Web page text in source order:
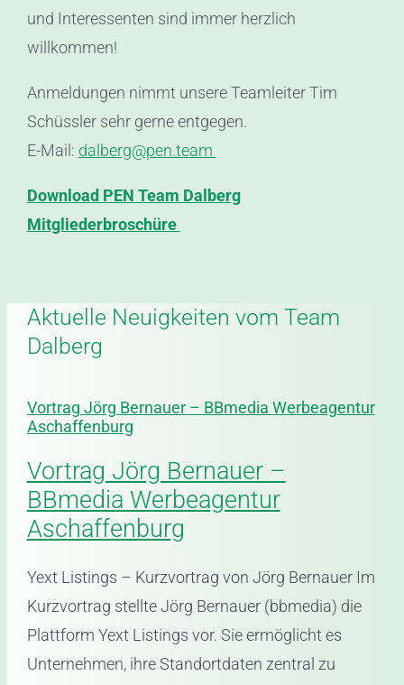
und Interessenten sind immer herzlich
willkommen!
Anmeldungen nimmt unsere Teamleiter Tim
Schüssler sehr gerne entgegen.
E-Mail: dalberg@pen.team
Download PEN Team Dalberg
Mitgliederbroschüre
Aktuelle Neuigkeiten vom Team
Dalberg
Vortrag Jörg Bernauer – BBmedia Werbeagentur
Aschaffenburg
Vortrag Jörg Bernauer –
BBmedia Werbeagentur
Aschaffenburg
Yext Listings – Kurzvortrag von Jörg Bernauer Im
Kurzvortrag stellte Jörg Bernauer (bbmedia) die
Plattform Yext Listings vor. Sie ermöglicht es
Unternehmen, ihre Standortdaten zentral zu